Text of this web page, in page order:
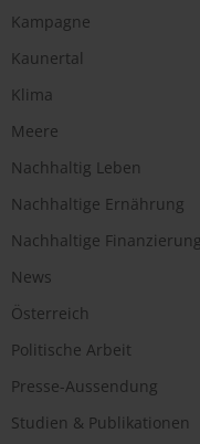
Kampagne
Kaunertal
Klima
Meere
Nachhaltig Leben
Nachhaltige Ernährung
Nachhaltige Finanzierung
News
Österreich
Politische Arbeit
Presse-Aussendung
Studien & Publikationen